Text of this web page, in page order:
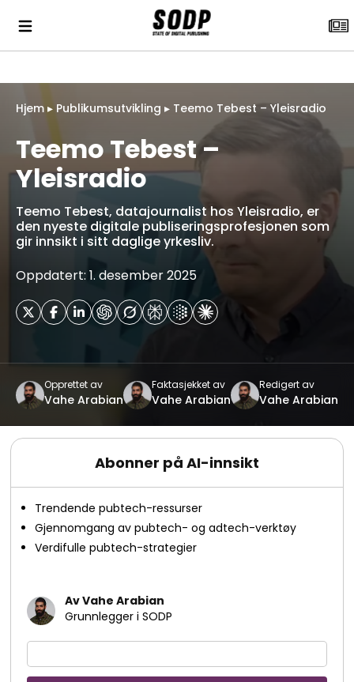
Hjem ▸ Publikumsutvikling ▸ Teemo Tebest – Yleisradio
Teemo Tebest –
Yleisradio
Teemo Tebest, datajournalist hos Yleisradio, er
den nyeste digitale publiseringsprofesjonen som
gir innsikt i sitt daglige yrkesliv.
Oppdatert: 1. desember 2025
Opprettet av
Vahe Arabian
Faktasjekket av
Vahe Arabian
Redigert av
Vahe Arabian
Abonner på AI-innsikt
Trendende pubtech-ressurser
Gjennomgang av pubtech- og adtech-verktøy
Verdifulle pubtech-strategier
Av Vahe Arabian
Grunnlegger i SODP